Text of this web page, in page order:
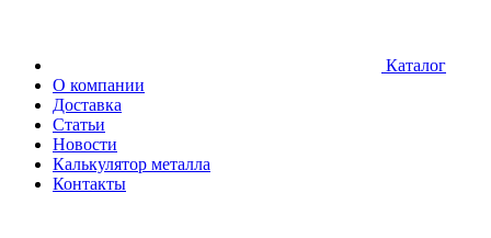
Каталог
О компании
Доставка
Статьи
Новости
Калькулятор металла
Контакты